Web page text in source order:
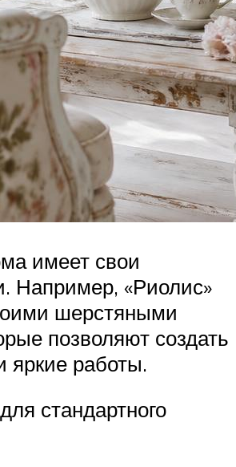
имеет свои
Например, «Риолис»
шерстяными
позволяют создать
яркие работы.
стандартного